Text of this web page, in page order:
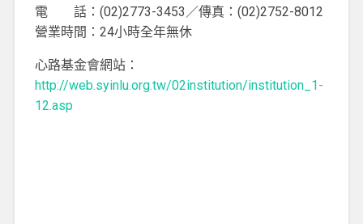
電 話： (02)2773-3453／傳真：(02)2752-8012
營業時間： 24小時全年無休
心路基金會網站：
http://web.syinlu.org.tw/02institution/institution_1-
12.asp